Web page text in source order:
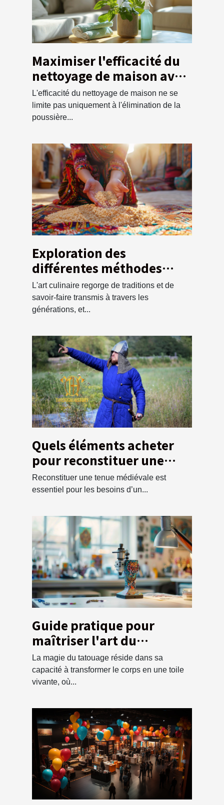
Maximiser l'efficacité du
nettoyage de maison avec
un service de débarras
écologique
L'efficacité du nettoyage de maison ne se
limite pas uniquement à l'élimination de la
poussière...
Exploration des
différentes méthodes
traditionnelles pour
préparer la semoule de
couscous
L'art culinaire regorge de traditions et de
savoir-faire transmis à travers les
générations, et...
Quels éléments acheter
pour reconstituer une
tunique médiévale ?
Reconstituer une tenue médiévale est
essentiel pour les besoins d’un...
Guide pratique pour
maîtriser l'art du
tatouage en tant que
débutant
La magie du tatouage réside dans sa
capacité à transformer le corps en une toile
vivante, où...